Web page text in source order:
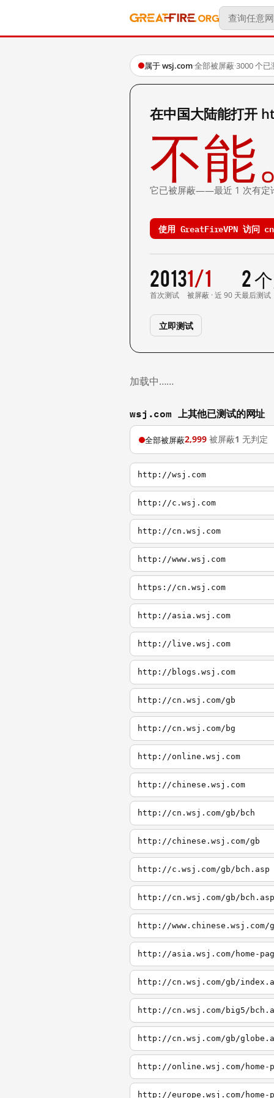
属于 wsj.com·全部被屏蔽·3000 个已
在中国大陆能打开
不能
它已被屏蔽——最近 1 次有定
使用 GreatFireVPN 访问
2013
首次测试
1/1
被屏蔽 · 近 90 天
2
最后测试
立即测试
加载中……
wsj.com 上其他已测试的网址
全部被屏蔽2,999 被屏蔽1 无判定
http://wsj.com
http://c.wsj.com
http://cn.wsj.com
http://www.wsj.com
https://cn.wsj.com
http://asia.wsj.com
http://live.wsj.com
http://blogs.wsj.com
http://cn.wsj.com/gb
http://cn.wsj.com/bg
http://online.wsj.com
http://chinese.wsj.com
http://cn.wsj.com/gb/bch
http://chinese.wsj.com/gb
http://c.wsj.com/gb/bch.asp
http://cn.wsj.com/gb/bch.asp
http://www.chinese.wsj.com/
http://asia.wsj.com/home-
http://cn.wsj.com/gb/
http://cn.wsj.com/big5/
http://cn.wsj.com/gb/
http://online.wsj.com/home-
http://europe.wsj.com/home-